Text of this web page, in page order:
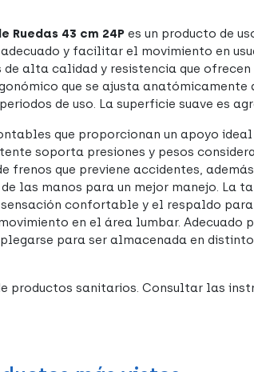
Ruedas 43 cm 24P es un producto de
y facilitar el movimiento en
alta calidad y resistencia que
que se ajusta
de uso. La superficie suave es
que proporcionan un apoyo
soporta presiones y pesos
frenos que previene accidentes,
las manos para un mejor manejo. La
confortable y el respaldo
en el área lumbar. Adecuado
para ser almacenada en
productos sanitarios. Consultar las